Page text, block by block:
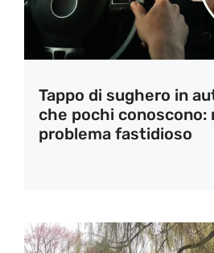
Tappo di sughero in
che pochi conoscono:
problema fastidioso